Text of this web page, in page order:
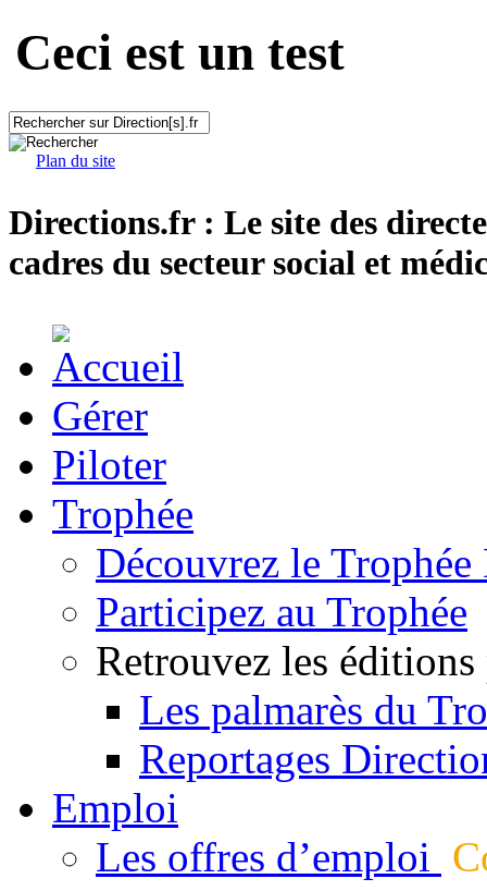
Ceci est un test
Plan du site
Directions.fr : Le site des
cadres du secteur social et
Gérer
Piloter
Trophée
Découvrez le
Participez au Trophée
Retrouvez les éditions
Les palmarès du
Reportages
Emploi
Les offres d’emploi